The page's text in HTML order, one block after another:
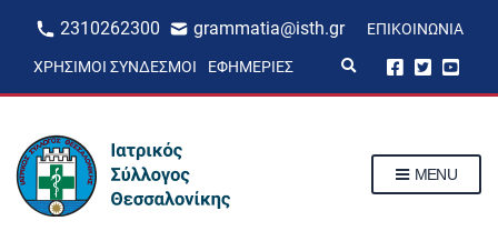
2310262300 grammatia@isth.gr ΕΠΙΚΟΙΝΩΝΊΑ
ΧΡΉΣΙΜΟΙ ΣΎΝΔΕΣΜΟΙ ΕΦΗΜΕΡΊΕΣ
p
MENU